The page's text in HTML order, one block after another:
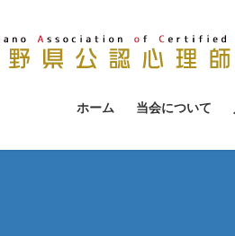
ホーム 当会について